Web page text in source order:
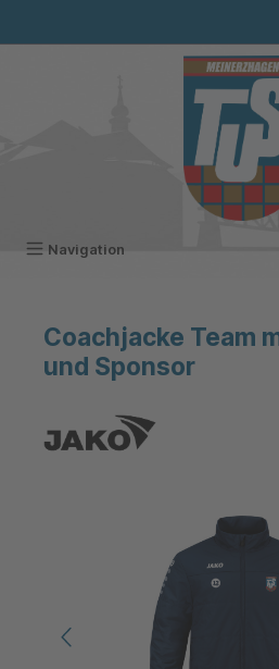
Navigation
Coachjacke Team
und Sponsor
Bildergalerie überspringen